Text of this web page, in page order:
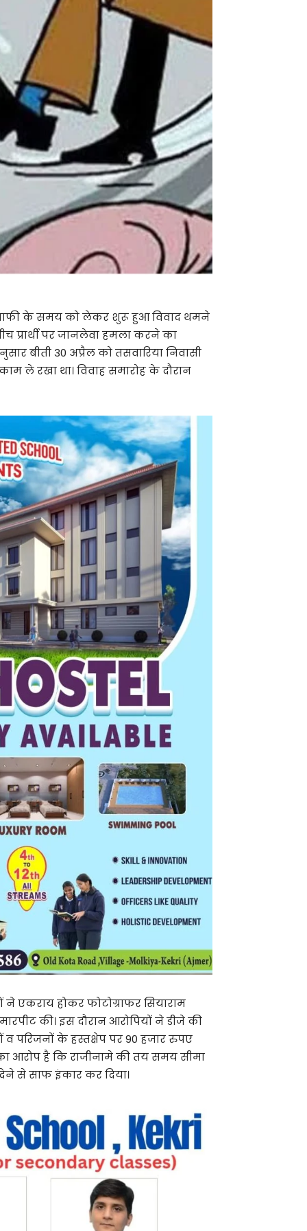
के समय को लेकर शुरू हुआ विवाद थमने
प्रार्थी पर जानलेवा हमला करने का
बीती 30 अप्रैल को तसवारिया निवासी
ले रखा था। विवाह समारोह के दौरान
ने एकराय होकर फोटोग्राफर सियाराम
की। इस दौरान आरोपियों ने डीजे की
परिजनों के हस्तक्षेप पर 90 हजार रुपए
का आरोप है कि राजीनामे की तय समय सीमा
देने से साफ इंकार कर दिया।